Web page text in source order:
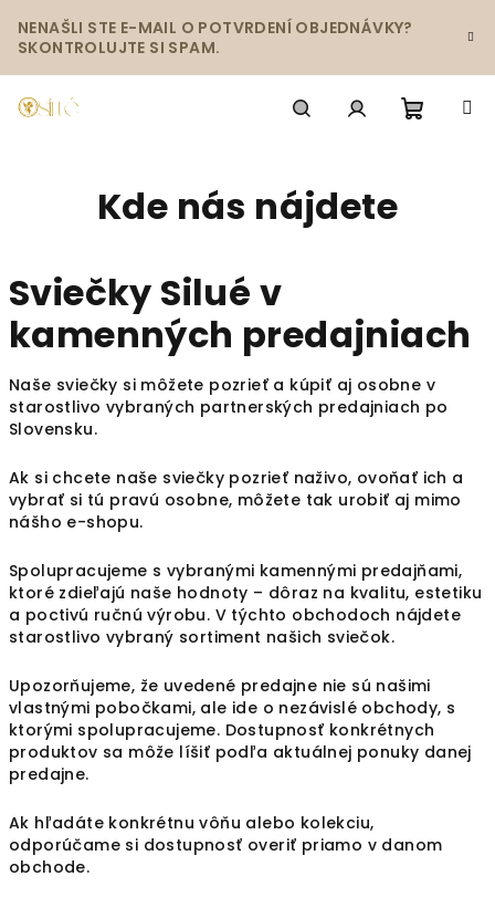
na
obsah
NENAŠLI STE E-MAIL O POTVRDENÍ OBJEDNÁVKY?
SKONTROLUJTE SI SPAM.
Kde nás nájdete
Sviečky Silué v
kamenných predajniach
Naše sviečky si môžete pozrieť a kúpiť aj osobne v
starostlivo vybraných partnerských predajniach po
Slovensku.
Ak si chcete naše sviečky pozrieť naživo, ovoňať ich a
vybrať si tú pravú osobne, môžete tak urobiť aj mimo
nášho e-shopu.
Spolupracujeme s vybranými kamennými predajňami,
ktoré zdieľajú naše hodnoty – dôraz na kvalitu, estetiku
a poctivú ručnú výrobu. V týchto obchodoch nájdete
starostlivo vybraný sortiment našich sviečok.
Upozorňujeme, že uvedené predajne nie sú našimi
vlastnými pobočkami, ale ide o nezávislé obchody, s
ktorými spolupracujeme. Dostupnosť konkrétnych
produktov sa môže líšiť podľa aktuálnej ponuky danej
predajne.
Ak hľadáte konkrétnu vôňu alebo kolekciu,
odporúčame si dostupnosť overiť priamo v danom
obchode.